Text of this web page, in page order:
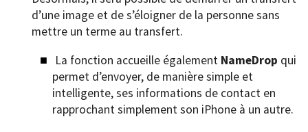
d’une image et de s’éloigner de la personne sans
mettre un terme au transfert.
La fonction accueille également NameDrop qui
permet d’envoyer, de manière simple et
intelligente, ses informations de contact en
rapprochant simplement son iPhone à un autre.